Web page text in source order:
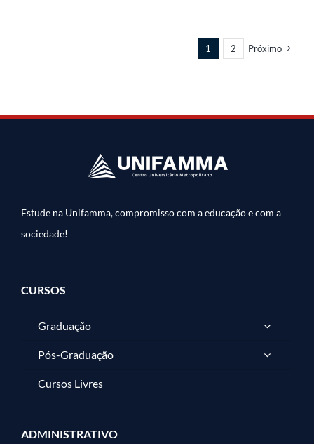
1 2 Próximo
Estude na Unifamma, compromisso com a educação e com a
sociedade!
CURSOS
Graduação
Pós-Graduação
Cursos Livres
ADMINISTRATIVO